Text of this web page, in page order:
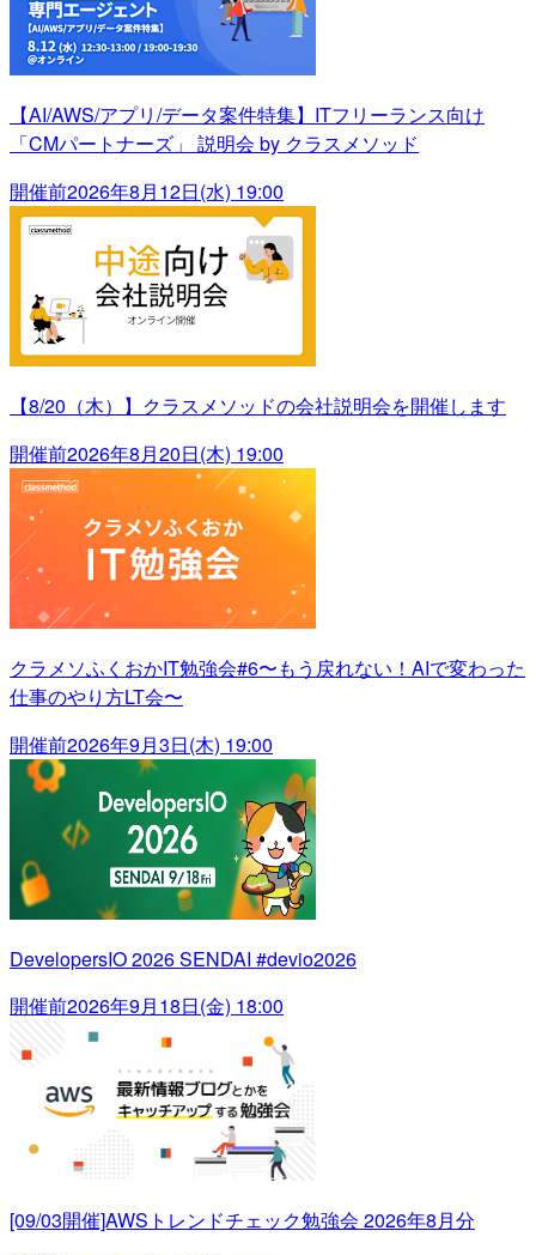
【AI/AWS/アプリ/データ案件特集】ITフリーランス向け
「CMパートナーズ」 説明会 by クラスメソッド
開催前2026年8月12日(水) 19:00
【8/20（木）】クラスメソッドの会社説明会を開催します
開催前2026年8月20日(木) 19:00
クラメソふくおかIT勉強会#6〜もう戻れない！AIで変わった
仕事のやり方LT会〜
開催前2026年9月3日(木) 19:00
DevelopersIO 2026 SENDAI #devio2026
開催前2026年9月18日(金) 18:00
[09/03開催]AWSトレンドチェック勉強会 2026年8月分